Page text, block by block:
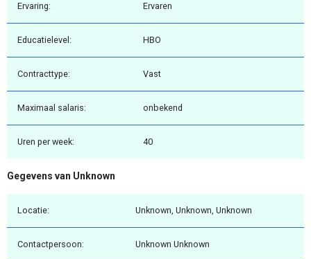
Ervaring: Ervaren
Educatielevel: HBO
Contracttype: Vast
Maximaal salaris: onbekend
Uren per week: 40
Gegevens van Unknown
Locatie: Unknown, Unknown, Unknown
Contactpersoon: Unknown Unknown